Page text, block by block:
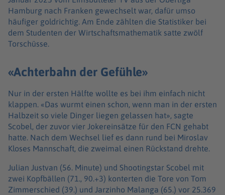
Hamburg nach Franken gewechselt war, dafür umso
häufiger goldrichtig. Am Ende zählten die Statistiker bei
dem Studenten der Wirtschaftsmathematik satte zwölf
Torschüsse.
«Achterbahn der Gefühle»
Nur in der ersten Hälfte wollte es bei ihm einfach nicht
klappen. «Das wurmt einen schon, wenn man in der ersten
Halbzeit so viele Dinger liegen gelassen hat», sagte
Scobel, der zuvor vier Jokereinsätze für den FCN gehabt
hatte. Nach dem Wechsel lief es dann rund bei Miroslav
Kloses Mannschaft, die zweimal einen Rückstand drehte.
Julian Justvan (56. Minute) und Shootingstar Scobel mit
zwei Kopfbällen (71., 90.+3) konterten die Tore von Tom
Zimmerschied (39.) und Jarzinho Malanga (65.) vor 25.369